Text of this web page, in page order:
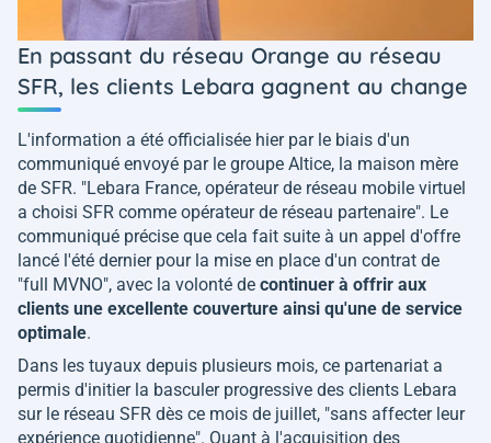
En passant du réseau Orange au réseau
SFR, les clients Lebara gagnent au change
L'information a été officialisée hier par le biais d'un
communiqué envoyé par le groupe Altice, la maison mère
de SFR. "Lebara France, opérateur de réseau mobile virtuel
a choisi SFR comme opérateur de réseau partenaire". Le
communiqué précise que cela fait suite à un appel d'offre
lancé l'été dernier pour la mise en place d'un contrat de
"full MVNO", avec la volonté de continuer à offrir aux
clients une excellente couverture ainsi qu'une de service
optimale.
Dans les tuyaux depuis plusieurs mois, ce partenariat a
permis d'initier la basculer progressive des clients Lebara
sur le réseau SFR dès ce mois de juillet, "sans affecter leur
expérience quotidienne". Quant à l'acquisition des